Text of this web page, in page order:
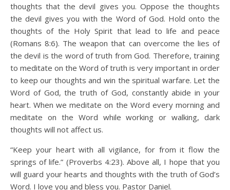
thoughts that the devil gives you. Oppose the thoughts
the devil gives you with the Word of God. Hold onto the
thoughts of the Holy Spirit that lead to life and peace
(Romans 8:6). The weapon that can overcome the lies of
the devil is the word of truth from God. Therefore, training
to meditate on the Word of truth is very important in order
to keep our thoughts and win the spiritual warfare. Let the
Word of God, the truth of God, constantly abide in your
heart. When we meditate on the Word every morning and
meditate on the Word while working or walking, dark
thoughts will not affect us.
“Keep your heart with all vigilance, for from it flow the
springs of life.” (Proverbs 4:23). Above all, I hope that you
will guard your hearts and thoughts with the truth of God’s
Word. I love you and bless you. Pastor Daniel.